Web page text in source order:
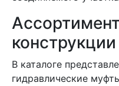
конструкции
В каталоге
гидравлические